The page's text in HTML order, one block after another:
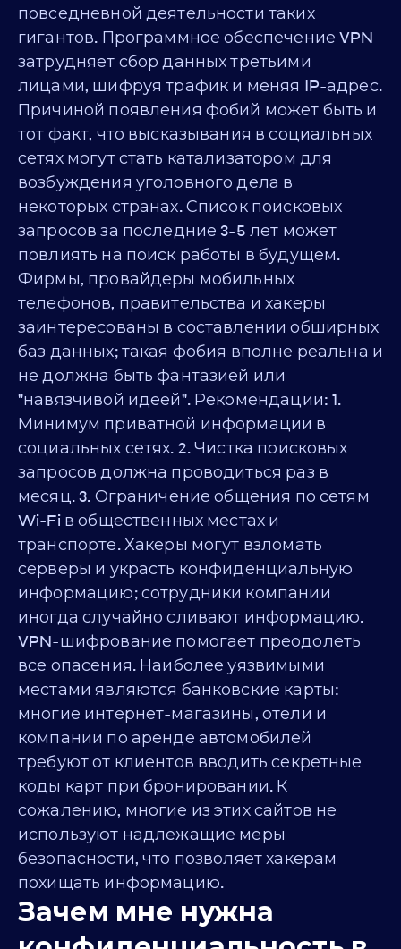
повседневной деятельности таких
гигантов. Программное обеспечение VPN
затрудняет сбор данных третьими
лицами, шифруя трафик и меняя IP-адрес.
Причиной появления фобий может быть и
тот факт, что высказывания в социальных
сетях могут стать катализатором для
возбуждения уголовного дела в
некоторых странах. Список поисковых
запросов за последние 3-5 лет может
повлиять на поиск работы в будущем.
Фирмы, провайдеры мобильных
телефонов, правительства и хакеры
заинтересованы в составлении обширных
баз данных; такая фобия вполне реальна и
не должна быть фантазией или
"навязчивой идеей". Рекомендации: 1.
Минимум приватной информации в
социальных сетях. 2. Чистка поисковых
запросов должна проводиться раз в
месяц. 3. Ограничение общения по сетям
Wi-Fi в общественных местах и
транспорте. Хакеры могут взломать
серверы и украсть конфиденциальную
информацию; сотрудники компании
иногда случайно сливают информацию.
VPN-шифрование помогает преодолеть
все опасения. Наиболее уязвимыми
местами являются банковские карты:
многие интернет-магазины, отели и
компании по аренде автомобилей
требуют от клиентов вводить секретные
коды карт при бронировании. К
сожалению, многие из этих сайтов не
используют надлежащие меры
безопасности, что позволяет хакерам
похищать информацию.
Зачем мне нужна